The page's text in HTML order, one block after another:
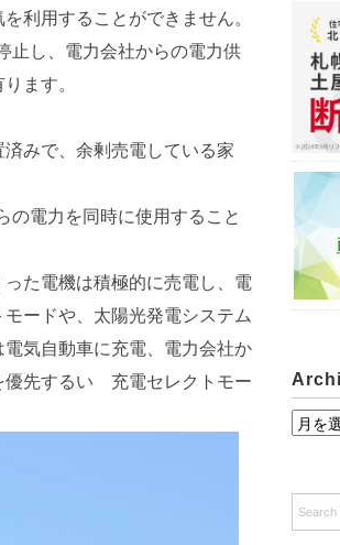
利用することができません。
止し、電力会社からの電力供
ます。
みで、余剰売電している家
の電力を同時に使用すること
た電機は積極的に売電し、電
ードや、太陽光発電システム
気自動車に充電、電力会社か
優先するい 充電セレクトモー
A
h